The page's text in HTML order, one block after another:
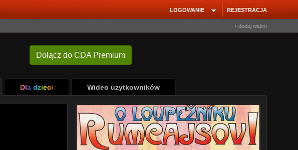
REJESTRACJA
LOGOWANIE
+ dodaj wideo
Dołącz do CDA Premium
Dla dzieci Wideo użytkowników